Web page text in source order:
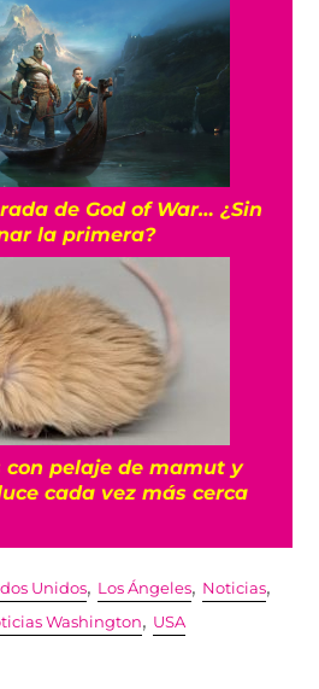
de God of War… ¿Sin
la primera?
con pelaje de mamut y
cada vez más cerca
Unidos, Los Ángeles, Noticias,
Washington, USA